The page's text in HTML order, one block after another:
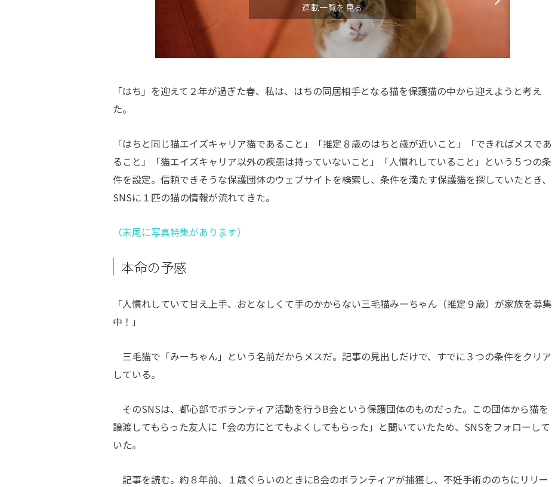
連載一覧を見る
「はち」を迎えて２年が過ぎた春、私は、はちの同居相手となる猫を保護猫の中から迎えようと考え
た。
「はちと同じ猫エイズキャリア猫であること」「推定８歳のはちと歳が近いこと」「できればメスであ
ること」「猫エイズキャリア以外の疾患は持っていないこと」「人慣れしていること」という５つの条
件を設定。信頼できそうな保護団体のウェブサイトを検索し、条件を満たす保護猫を探していたとき、
SNSに１匹の猫の情報が流れてきた。
（末尾に写真特集があります）
本命の予感
「人慣れしていて甘え上手、おとなしくて手のかからない三毛猫みーちゃん（推定９歳）が家族を募集
中！」
三毛猫で「みーちゃん」という名前だからメスだ。記事の見出しだけで、すでに３つの条件をクリア
している。
そのSNSは、都心部でボランティア活動を行うB会という保護団体のものだった。この団体から猫を
譲渡してもらった友人に「会の方にとてもよくしてもらった」と聞いていたため、SNSをフォローして
いた。
記事を読む。約８年前、１歳ぐらいのときにB会のボランティアが捕獲し、不妊手術ののちにリリー